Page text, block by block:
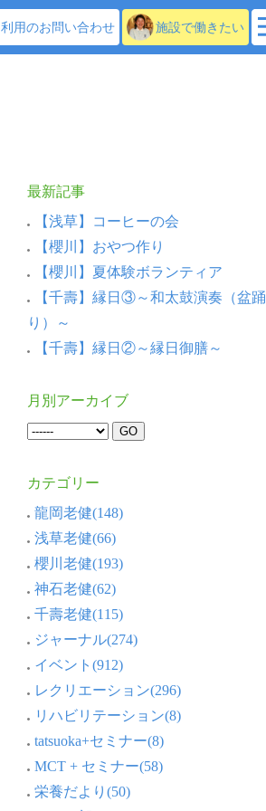
利用のお問い合わせ 施設で働きたい
最新記事
【浅草】コーヒーの会
【櫻川】おやつ作り
【櫻川】夏体験ボランティア
【千壽】縁日③～和太鼓演奏（盆踊
り）～
【千壽】縁日②～縁日御膳～
月別アーカイブ
カテゴリー
龍岡老健(148)
浅草老健(66)
櫻川老健(193)
神石老健(62)
千壽老健(115)
ジャーナル(274)
イベント(912)
レクリエーション(296)
リハビリテーション(8)
tatsuoka+セミナー(8)
MCT + セミナー(58)
栄養だより(50)